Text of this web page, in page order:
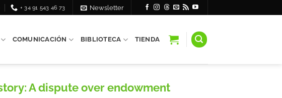
+ 34 91 543 46 73 Newsletter
COMUNICACIÓN BIBLIOTECA TIENDA
A dispute over endowment